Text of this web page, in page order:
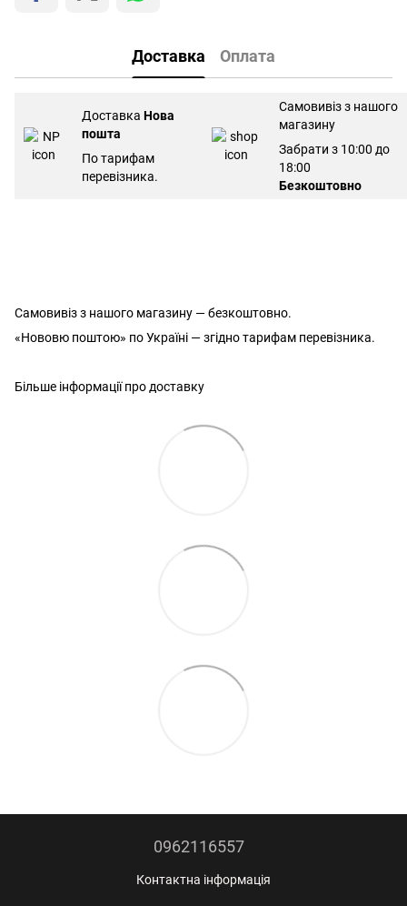
Доставка Оплата
Доставка Нова
пошта
По тарифам
перевізника.
Самовивіз з нашого
магазину
Забрати з 10:00 до
18:00
Безкоштовно
Самовивіз з нашого магазину — безкоштовно.
«Нововю поштою» по Україні — згідно тарифам перевізника.
Більше інформації про доставку
0962116557
Контактна інформація